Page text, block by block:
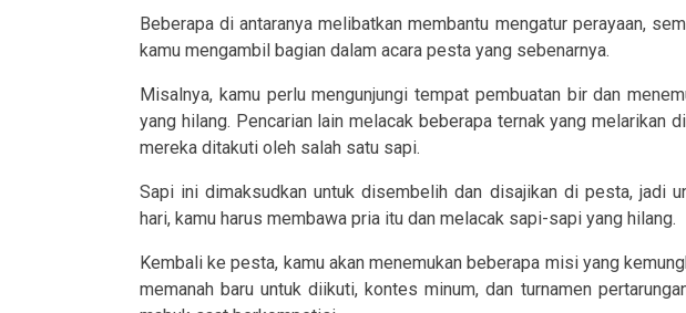
Beberapa di antaranya melibatkan membantu mengatur perayaan,
kamu mengambil bagian dalam acara pesta yang sebenarnya.
Misalnya, kamu perlu mengunjungi tempat pembuatan bir dan
yang hilang. Pencarian lain melacak beberapa ternak yang melarikan
mereka ditakuti oleh salah satu sapi.
Sapi ini dimaksudkan untuk disembelih dan disajikan di pesta, jadi
hari, kamu harus membawa pria itu dan melacak sapi-sapi yang hilang.
Kembali ke pesta, kamu akan menemukan beberapa misi yang
memanah baru untuk diikuti, kontes minum, dan turnamen